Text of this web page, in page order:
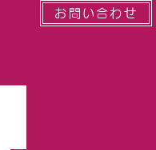
お問い合わせ